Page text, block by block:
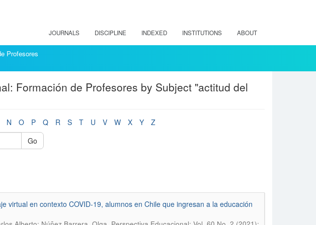
JOURNALS DISCIPLINE INDEXED INSTITUTIONS ABOUT
Profesores
Formación de Profesores by Subject "actitud del
N O P Q R S T U V W X Y
Z
Go
virtual en contexto COVID-19, alumnos en Chile que ingresan a la educación